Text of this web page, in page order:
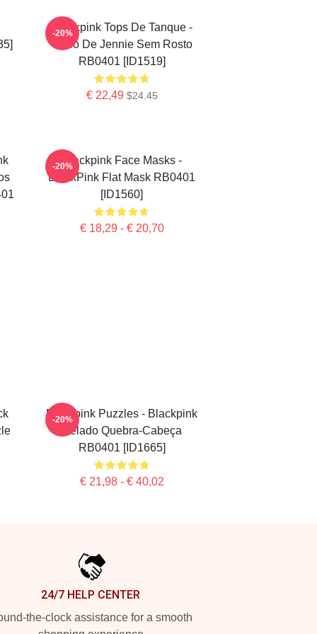
Blackpink Tops De Tanque -
Cubo De Jennie Sem Rosto
RB0401 [ID1519]
€ 22,49 $24.45
-20%
Blackpink Face Masks -
BlackPink Flat Mask RB0401
[ID1560]
€ 18,29 - € 20,70
-20%
Blackpink Puzzles - Blackpink
Gelado Quebra-Cabeça
RB0401 [ID1665]
€ 21,98 - € 40,02
-20%
24/7 HELP CENTER
the-clock assistance for a smooth